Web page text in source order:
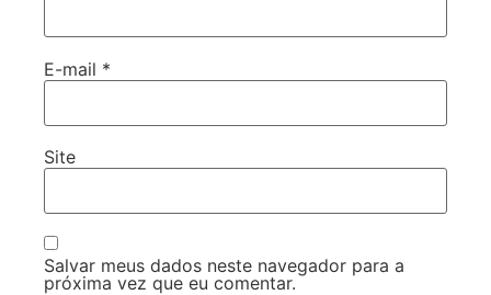
E-mail *
Site
Salvar meus dados neste navegador para a
próxima vez que eu comentar.